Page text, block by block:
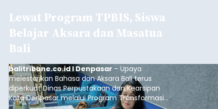
Lewat Program TPBIS, Siswa
Belajar Aksara dan Masatua
Bali
balitribune.co.id I Denpasar – Upaya
melestarikan Bahasa dan Aksara Bali terus
diperkuat Dinas Perpustakaan dan Kearsipan
Kota Denpasar melalui Program Transformasi